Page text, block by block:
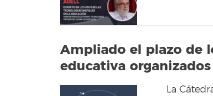
Ampliado el plazo de
educativa
La